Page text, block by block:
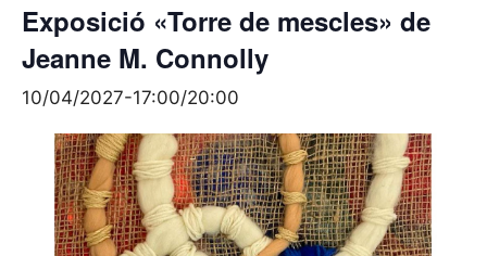
Exposició «Torre de mescles» de
Jeanne M. Connolly
10/04/2027-17:00/20:00